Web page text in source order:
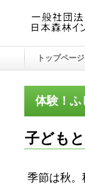
体験！
子ども
季節は秋。
トップページ